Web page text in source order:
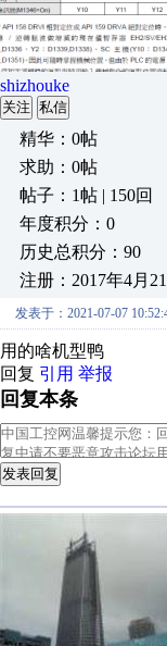
shizhouke
关注 私信
精华：0帖
求助：0帖
帖子：1帖 | 150回
年度积分：0
历史总积分：90
注册：2017年4月21
发表于：2021-07-07
用的啥机型鸭
回复 引用 举报
回复本条
发表回复